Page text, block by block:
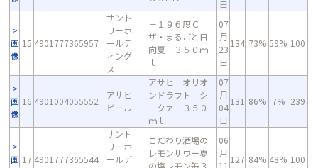
日
画
像
15 4901777365957
サント
リーホ
ールデ
ィング
ス
－１９６度Ｃ
ザ・まるごと日
向夏 ３５０ｍ
ｌ
07
月
23
日
134 73% 59% 100
画
像
16 4901004055552
アサヒ
ビール
アサヒ オリオ
ンドラフト シ
－クァ ３５０
ｍｌ
07
月
04
日
131 86% 7% 239
画 17 4901777365544
サント
リーホ
ールデ
こだわり酒場の
レモンサワー夏
の塩レモン缶３
06
月
11
127 84% 48% 100